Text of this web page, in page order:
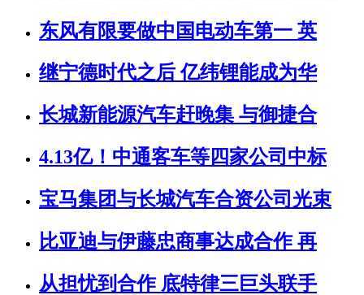
东风有限要做中国电动车第一 英
继宁德时代之后 亿纬锂能成为华
长城新能源汽车赶晚集 与御捷合
4.13亿！中通客车等四家公司中标
宝马集团与长城汽车合资公司光束
比亚迪与伊藤忠商事达成合作 再
从担忧到合作 底特律三巨头联手